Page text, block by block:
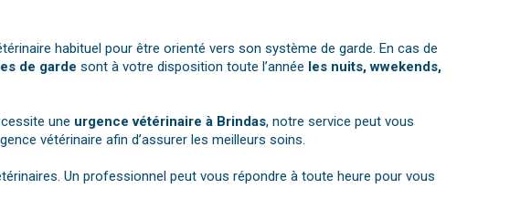
habituel pour être orienté vers son système de garde. En cas de
de garde sont à votre disposition toute l’année les nuits, wwekends,
une urgence vétérinaire à Brindas, notre service peut vous
vétérinaire afin d’assurer les meilleurs soins.
Un professionnel peut vous répondre à toute heure pour vous